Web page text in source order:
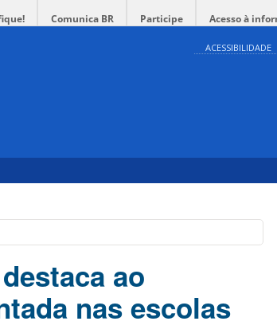
Comunica BR Participe Acesso à
ACESSIBILIDADE
ao
nas escolas